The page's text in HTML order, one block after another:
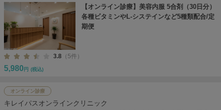
【オンライン診療】美容内服 5合剤（30日分）
各種ビタミンやL-システインなど5種類配合/定
期便
3.8 （5件）
5,980 円 (税込)
オンライン診療
キレイパスオンラインクリニック